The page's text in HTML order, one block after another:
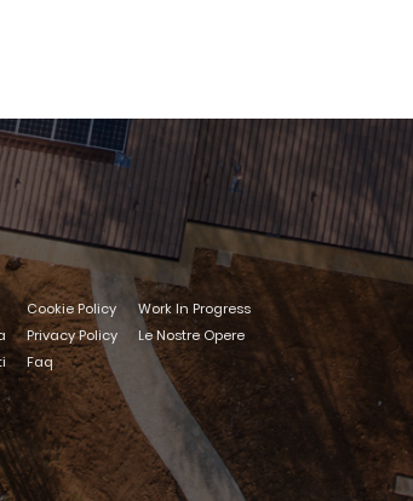
Cookie Policy
Privacy Policy
Faq
Work In Progress
Le Nostre Opere